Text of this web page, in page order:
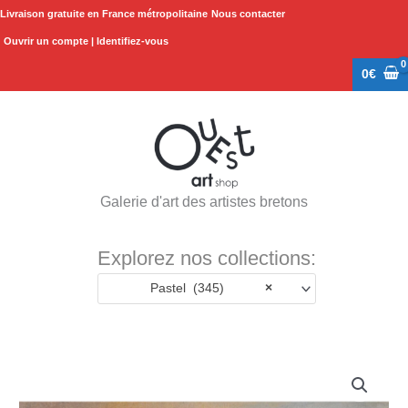
Aller
Livraison gratuite en France métropolitaine Nous contacter
Ouvrir un compte | Identifiez-vous
0€
Galerie d'art des artistes bretons
Explorez nos collections:
×
Pastel (345)